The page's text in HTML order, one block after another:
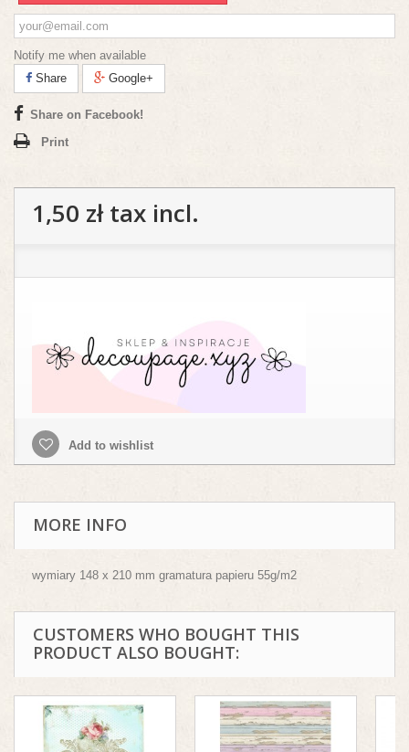
Notify me when available
Share
Google+
Share on Facebook!
Print
1,50 złtax incl.
Add to wishlist
MORE INFO
wymiary 148 x 210 mm gramatura papieru 55g/m2
CUSTOMERS WHO BOUGHT THIS
PRODUCT ALSO BOUGHT: